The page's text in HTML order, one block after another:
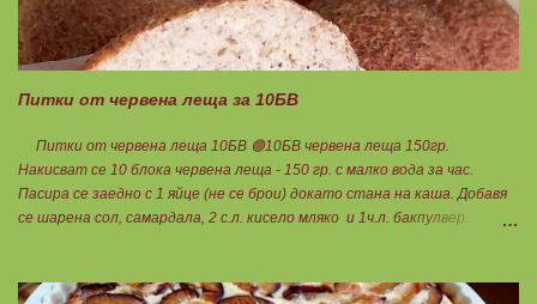
Питки от червена леща за 10БВ
Питки от червена леща 10БВ 🟢10БВ червена леща 150гр.
Накисват се 10 блока червена леща - 150 гр. с малко вода за час.
Пасира се заедно с 1 яйце (не се брои) докато стана на каша. Добавя
се шарена сол, самардала, 2 с.л. кисело мляко и 1ч.л. бакпулвер.
влажни ръце се оформят 10 еднакви топчета. Пече се в добре